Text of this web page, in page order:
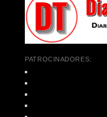
PATROCINADORES: